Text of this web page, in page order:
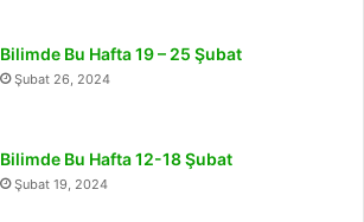
Bilimde Bu Hafta 19 – 25 Şubat
Şubat 26, 2024
Bilimde Bu Hafta 12-18 Şubat
Şubat 19, 2024